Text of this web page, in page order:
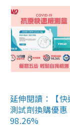
延伸閱讀：【
測試劑換購優
98.26%